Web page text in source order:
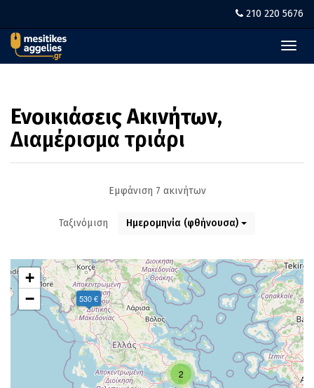
210 220 5676
Ενοικιάσεις Ακινήτων,
Διαμέρισμα τριάρι
Εμφάνιση 7 ακινήτων
Ταξινόμιση Ημερομηνία (φθήνουσα)
2
530 €
+
−